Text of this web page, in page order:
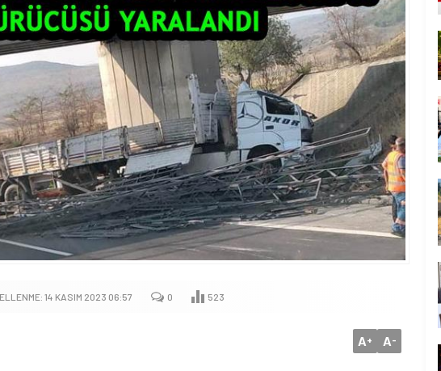
14 KASIM 2023 06:57 0 523
A+ A-